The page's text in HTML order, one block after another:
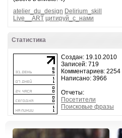
atelier_du_design Delirium_skill
Live__ART цитируй_с_нами
Статистика
Создан: 19.10.2010
Записей: 719
Комментариев: 2254
Написано: 3966
Отчеты:
Посетители
Поисковые фразы